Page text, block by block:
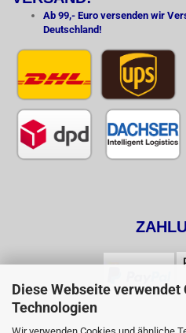
Diese Webseite verwendet
Technologien
Ab 99,- Euro versenden wir
Deutschland!